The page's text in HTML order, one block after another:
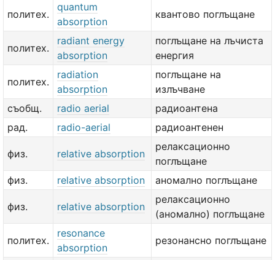
политех.
quantum
absorption
квантово поглъщане
политех.
radiant energy
absorption
поглъщане на лъчиста
енергия
политех.
radiation
absorption
поглъщане на
излъчване
съобщ.
radio aerial
радиоантена
рад.
radio-aerial радиоантенен
физ. relative absorption
релаксационно
поглъщане
физ.
relative absorption аномално поглъщане
физ. relative absorption
релаксационно
(аномално) поглъщане
политех.
resonance
absorption
резонансно поглъщане